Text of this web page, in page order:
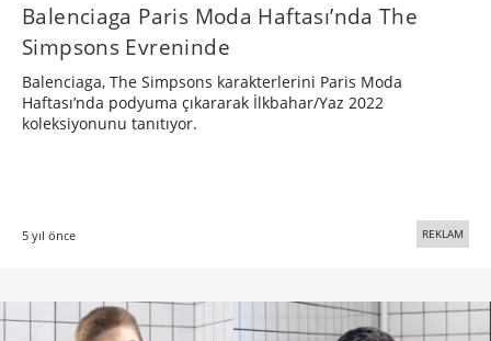
Balenciaga Paris Moda Haftası’nda The
Simpsons Evreninde
Balenciaga, The Simpsons karakterlerini Paris Moda
Haftası’nda podyuma çıkararak İlkbahar/Yaz 2022
koleksiyonunu tanıtıyor.
5 yıl önce REKLAM